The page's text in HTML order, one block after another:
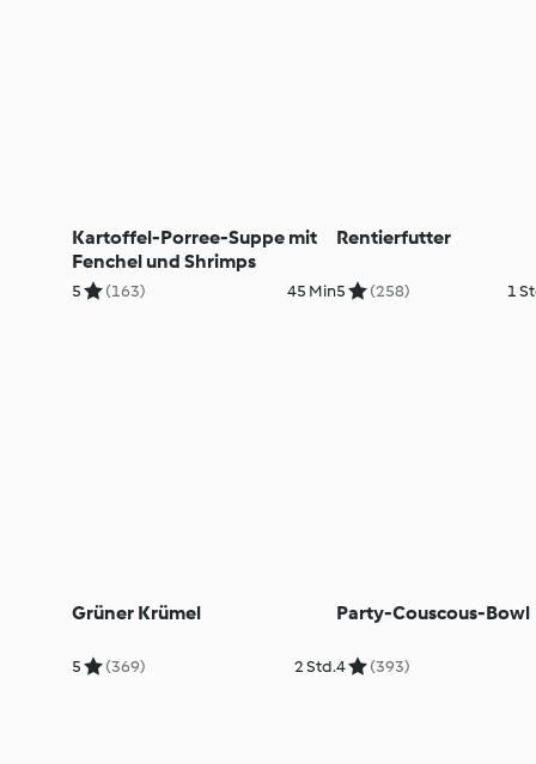
Kartoffel-Porree-Suppe mit
Fenchel und Shrimps
5 (163) 45 Min
Rentierfutter
5 (258) 1
Grüner Krümel
5 (369) 2 Std.
Party-Couscous-Bowl
4 (393)